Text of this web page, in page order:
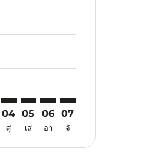
อ
อเสนอ
นหาข้อเสนอ
ค้นหาข้อเสนอ
ค้นหาข้อเสนอ
disclaimer. ค้นหาข้อเสนอ
disclaimer. ค้นหาข้อเสนอ
offers-disclaimer. ค้นหาข้อเสนอ
04
ศุ
05
เส
06
อา
07
จั